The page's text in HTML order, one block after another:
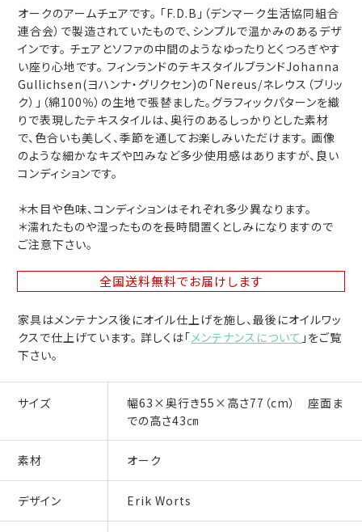
オークのアームチェアです。 「F.D.B」（デンマーク生活協同組合
連合会）で製造されていたもので、シンプルで温かみのあるデザ
インです。 チェアとソファの中間のようなゆったりとくつろぎやす
い座り心地です。 フィンランドのテキスタイルブランドJohanna
Gullichsen(ヨハンナ・グリクセン)の「Nereus/ネレウス（ブリッ
ク）」（綿100％）の生地で張替ました。グラフィックパターンを織
りで表現したテキスタイルは、奥行のあるしっかりとした素材
で、色合いも美しく、季節を通してお楽しみいただけます。 画像
のような細かなキズや凹みなど多少使用感はありますが、良い
コンディションです。
＊木目や色味、コンディションはそれぞれ多少異なります。
＊濡れたものや湿ったものを長時間置くとしみになりますので
ご注意下さい。
全国送料無料でお届けします
家具はメンテナンス後にオイル仕上げを施し、最後にオイルワッ
クスで仕上げています。 詳しくは「メンテナンスについて 」をご覧
下さい。
サイズ
幅63×奥行き55×高さ77（cm） 座面ま
での高さ43㎝
素材 オーク
デザイン Erik Worts